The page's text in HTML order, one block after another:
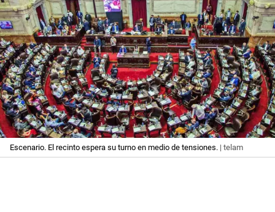
Escenario. El recinto espera su turno en medio de tensiones. | telam